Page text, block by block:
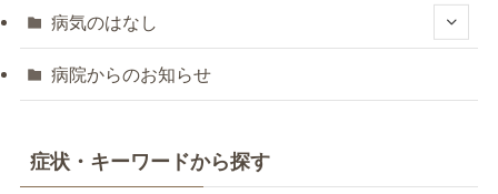
病気のはなし
病院からのお知らせ
症状・キーワードから探す